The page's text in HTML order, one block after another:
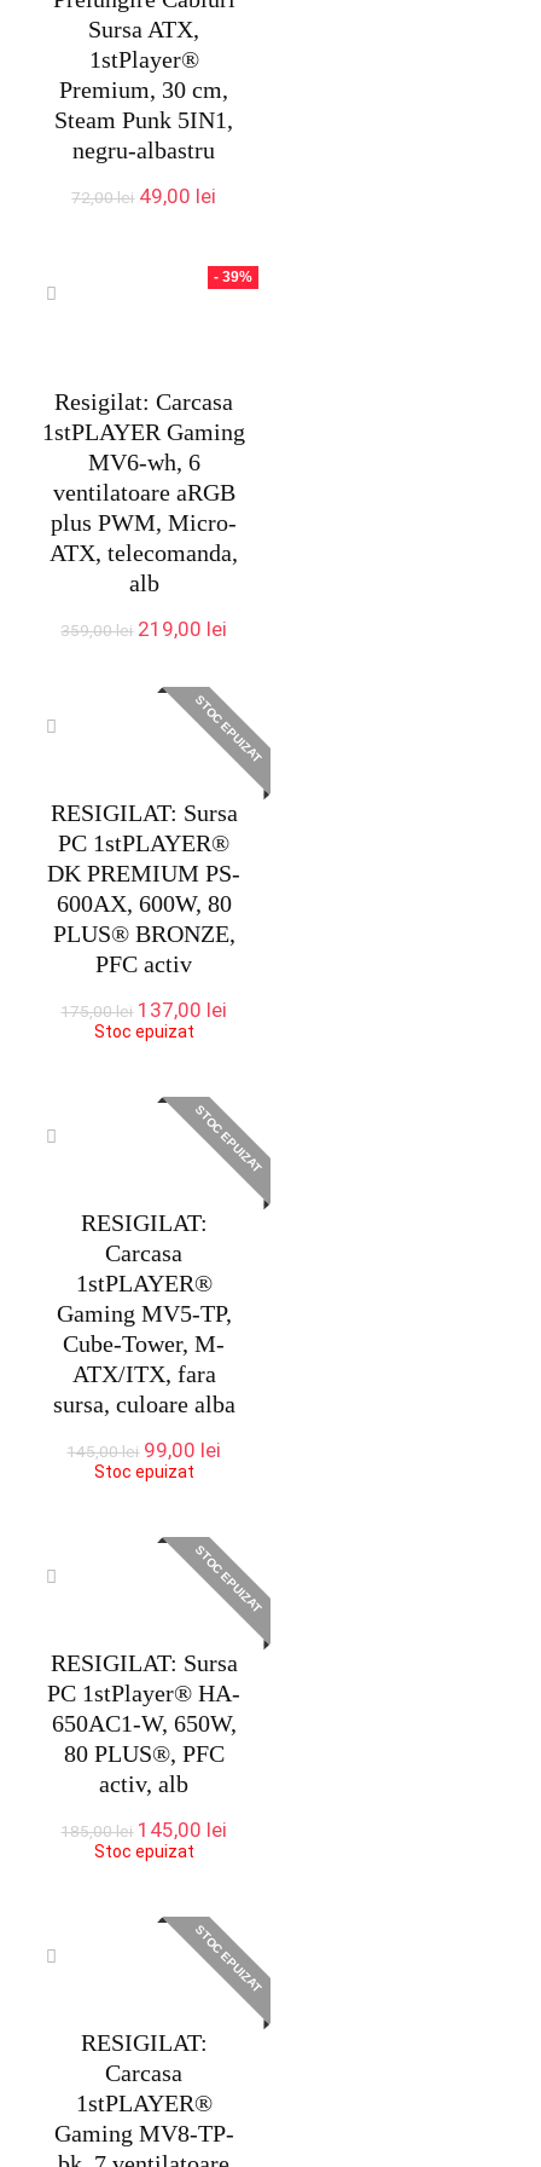
Sursa ATX,
1stPlayer®
Premium, 30 cm,
Steam Punk 5IN1,
negru-albastru
72,00lei Prețul
72,00 lei.
49,00 lei
49,00 lei.
- 39%
Resigilat: Carcasa
1stPLAYER Gaming
MV6-wh, 6
ventilatoare aRGB
plus PWM, Micro-
ATX, telecomanda,
alb
359,00lei Prețul
fost:
359,00 lei.
219,00 lei
219,00 lei.
STOC EPUIZAT
RESIGILAT: Sursa
PC 1stPLAYER®
DK PREMIUM PS-
600AX, 600W, 80
PLUS® BRONZE,
PFC activ
175,00lei Prețul
inițial
175,00 lei.
137,00 lei
Stoc epuizat
STOC EPUIZAT
RESIGILAT:
Carcasa
1stPLAYER®
Gaming MV5-TP,
Cube-Tower, M-
ATX/ITX, fara
sursa, culoare alba
145,00lei Prețul
inițial
145,00 lei.
99,00 lei
Stoc epuizat
STOC EPUIZAT
RESIGILAT: Sursa
PC 1stPlayer® HA-
650AC1-W, 650W,
80 PLUS®, PFC
activ, alb
185,00lei Prețul
inițial
185,00 lei.
145,00 lei
Stoc epuizat
STOC EPUIZAT
RESIGILAT:
Carcasa
1stPLAYER®
Gaming MV8-TP-